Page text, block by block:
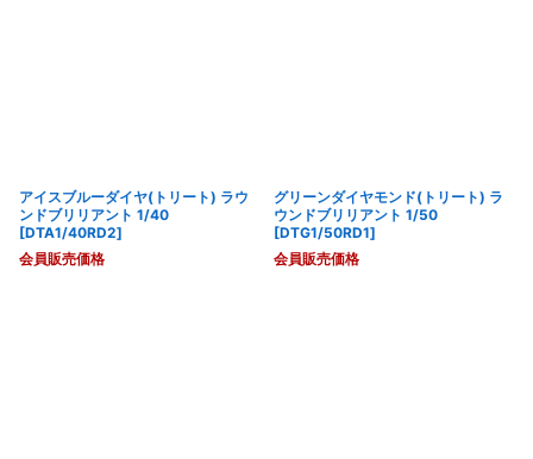
アイスブルーダイヤ(トリート) ラウ
ンドブリリアント 1/40
[DTA1/40RD2]
会員販売価格
グリーンダイヤモンド(トリート) ラ
ウンドブリリアント 1/50
[DTG1/50RD1]
会員販売価格